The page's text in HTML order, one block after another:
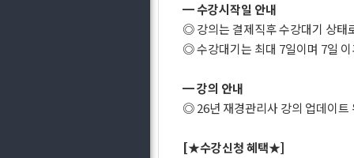
━ 수강시작일 안내
◎ 강의는 결제직후 수강대기 상태
◎ 수강대기는 최대 7일이며 7일
━ 강의 안내
◎ 26년 재경관리사 강의 업데이트
[★수강신청 혜택★]